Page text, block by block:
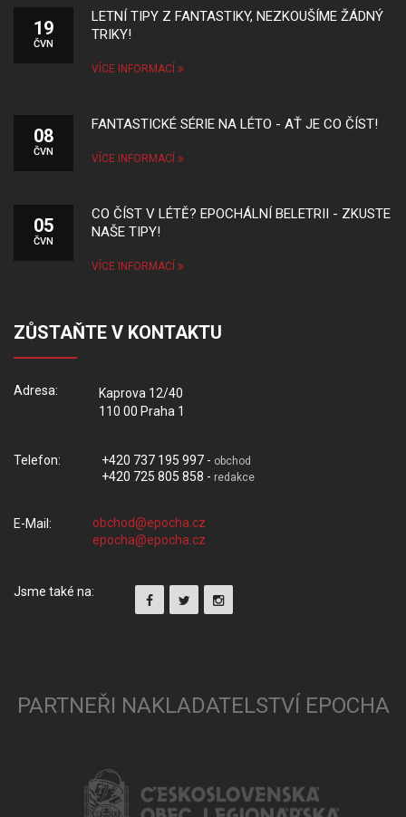
19
ČVN
LETNÍ TIPY Z FANTASTIKY, NEZKOUŠÍME ŽÁDNÝ
TRIKY!
VÍCE INFORMACÍ
08
ČVN
FANTASTICKÉ SÉRIE NA LÉTO - AŤ JE CO ČÍST!
VÍCE INFORMACÍ
05
ČVN
CO ČÍST V LÉTĚ? EPOCHÁLNÍ BELETRII - ZKUSTE
NAŠE TIPY!
VÍCE INFORMACÍ
ZŮSTAŇTE V KONTAKTU
Adresa:
Kaprova 12/40
110 00 Praha 1
Telefon: +420 737 195 997 - obchod
+420 725 805 858 - redakce
E-Mail:
Jsme také na:
PARTNEŘI NAKLADATELSTVÍ EPOCHA